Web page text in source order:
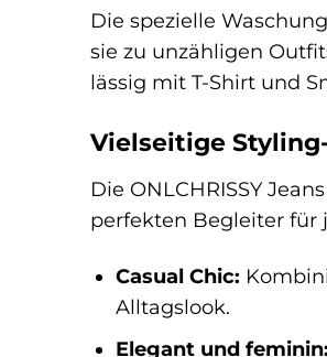
Die spezielle
sie zu unzähligen
lässig mit T-Shirt und
Vielseitige
Die ONLCHRISSY
perfekten Begleiter für
Casual Chic:
Alltagslook.
Elegant und feminin: